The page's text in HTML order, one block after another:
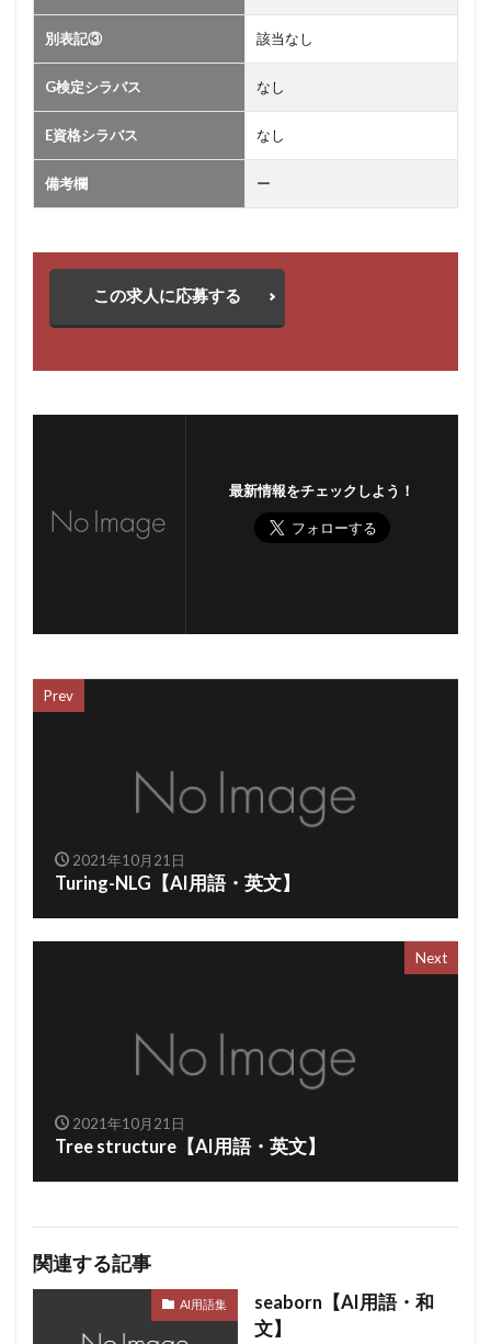
別表記③ 該当なし
G検定シラバス なし
E資格シラバス なし
備考欄 ー
この求人に応募する
最新情報をチェックしよう！
Prev
2021年10月21日
Turing-NLG【AI用語・英文】
Next
2021年10月21日
Tree structure【AI用語・英文】
関連する記事
AI用語集
seaborn【AI用語・和
文】